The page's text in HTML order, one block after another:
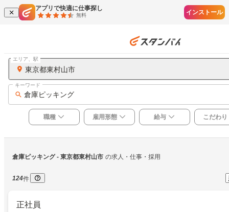
アプリで快適に仕事探し
無料 インストール
東京都東村山市
エリア、駅
倉庫ピッキング
キーワード
職種 雇用形態 給与 こだわり
倉庫ピッキング - 東京都東村山市 の求人・仕事・採用
124件
正社員